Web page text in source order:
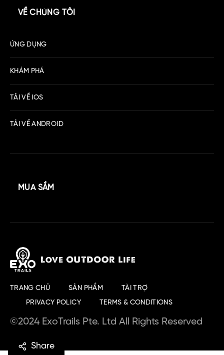
VỀ CHÚNG TÔI
ỨNG DỤNG
KHÁM PHÁ
TẢI VỀ IOS
TẢI VỀ ANDROID
MUA SẮM
TRANG CHỦ SẢN PHẨM TÀI TRỢ
PRIVACY POLICY TERMS & CONDITIONS
©2024 ExoTrails Pte. Ltd All Rights Reserved
Share